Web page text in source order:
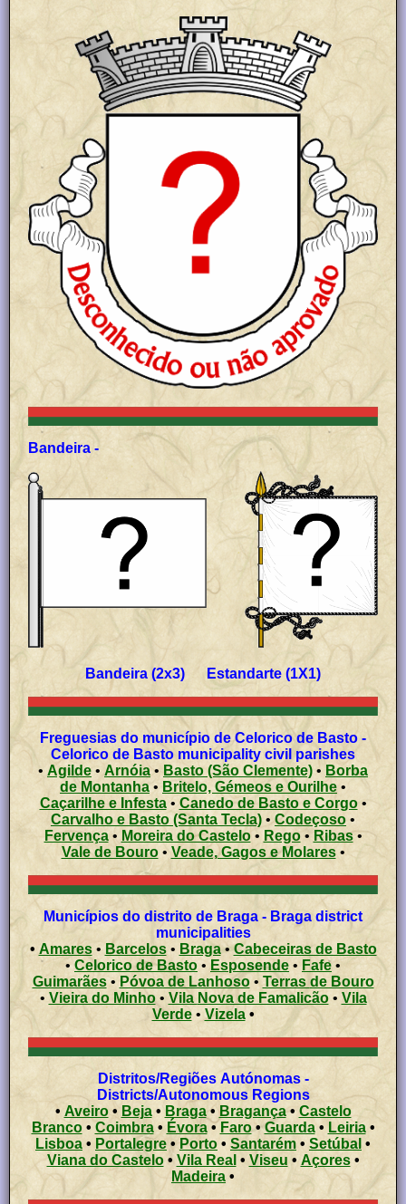
Bandeira -
Bandeira (2x3) Estandarte (1X1)
Freguesias do município de Celorico de Basto -
Celorico de Basto municipality civil parishes
• Agilde • Arnóia• Basto (São Clemente) • Borba
de Montanha• Britelo, Gémeos e Ourilhe •
Caçarilhe e Infesta• Canedo de Basto e Corgo•
Carvalho e Basto (Santa Tecla) •Codeçoso •
Fervença• Moreira do Castelo • Rego• Ribas•
Vale de Bouro•Veade, Gagos e Molares•
Municípios do distrito de Braga - Braga district
municipalities
• Amares• Barcelos• Braga•Cabeceiras de Basto
•
Celorico de Basto •Esposende • Fafe •
Guimarães• Póvoa de Lanhoso•
Terras de Bouro
• Vieira do Minho• Vila Nova de Famalicão• Vila
Verde•Vizela•
Distritos/Regiões Autónomas -
Districts/Autonomous Regions
• Aveiro• Beja• Braga• Bragança• Castelo
Branco• Coimbra• Évora• Faro•Guarda• Leiria•
Lisboa • Portalegre • Porto • Santarém • Setúbal •
Viana do Castelo• Vila Real • Viseu • Açores •
Madeira •